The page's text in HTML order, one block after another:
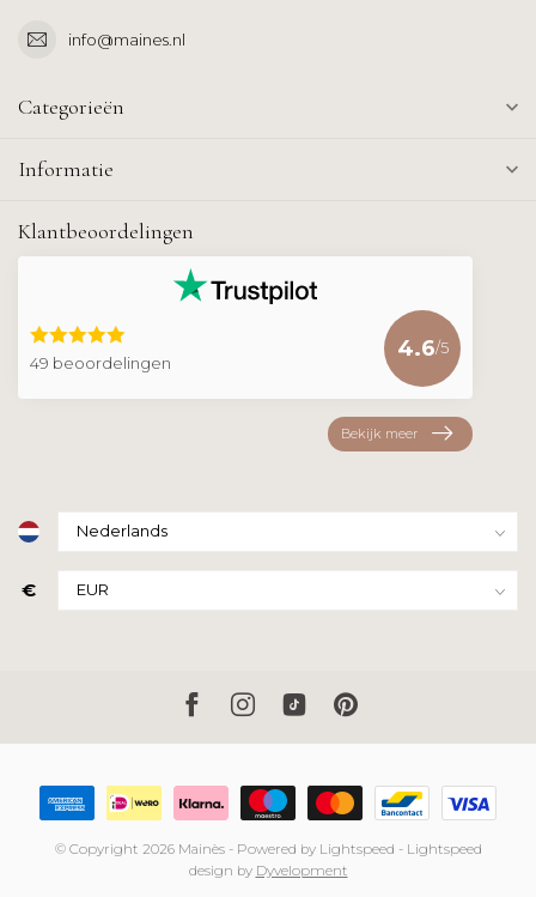
info@maines.nl
Categorieën
Informatie
Klantbeoordelingen
49 beoordelingen
4.6/5
Bekijk meer
€
© Copyright 2026 Mainès - Powered by Lightspeed - Lightspeed
design by Dyvelopment